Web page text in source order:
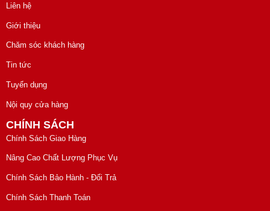
Liên hệ
Giới thiệu
Chăm sóc khách hàng
Tin tức
Tuyển dụng
Nội quy cửa hàng
CHÍNH SÁCH
Chính Sách Giao Hàng
Nâng Cao Chất Lượng Phục Vụ
Chính Sách Bảo Hành - Đổi Trả
Chính Sách Thanh Toán